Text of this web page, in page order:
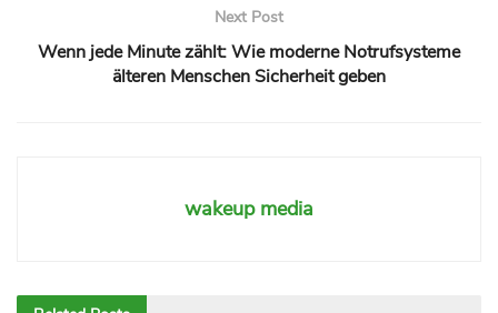
Next Post
Wenn jede Minute zählt: Wie moderne Notrufsysteme
älteren Menschen Sicherheit geben
wakeup media